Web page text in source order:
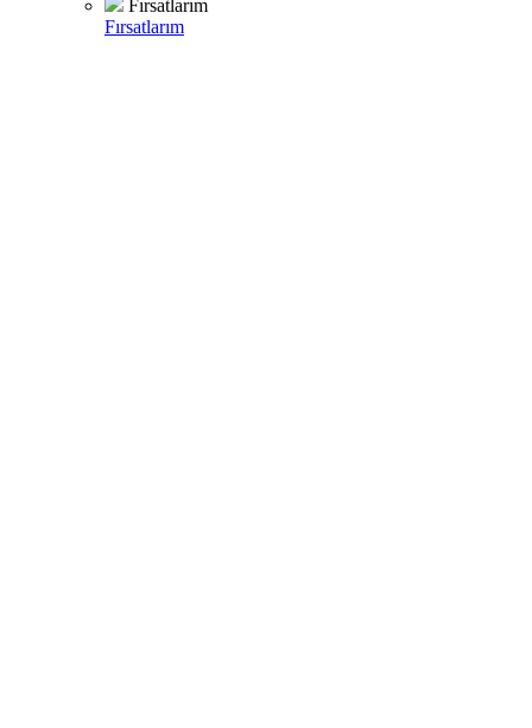
Fırsatlarım
Fırsatlarım